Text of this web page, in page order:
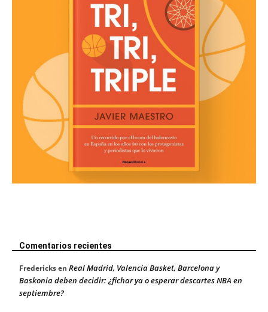
Comentarios recientes
Fredericksen Real Madrid, Valencia Basket, Barcelona y
Baskonia deben decidir: ¿fichar ya o esperar descartes NBA en
septiembre?